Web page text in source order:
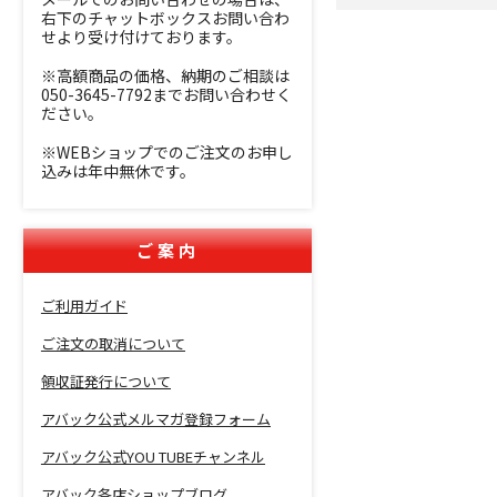
右下のチャットボックスお問い合わ
せより受け付けております。
※高額商品の価格、納期のご相談は
050-3645-7792までお問い合わせく
ださい。
※WEBショップでのご注文のお申し
込みは年中無休です。
ご案内
ご利用ガイド
ご注文の取消について
領収証発行について
アバック公式メルマガ登録フォーム
アバック公式YOU TUBEチャンネル